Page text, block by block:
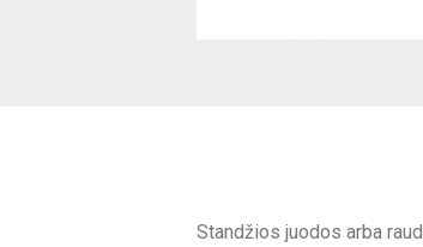
Standžios juodos arba